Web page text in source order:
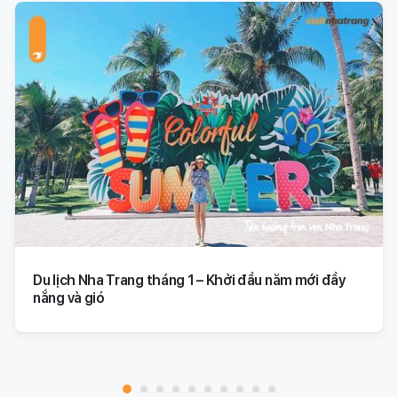
Du lịch Nha Trang tháng 1 – Khởi đầu năm mới đầy
nắng và gió